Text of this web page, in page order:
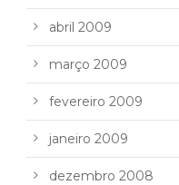
abril 2009
março 2009
fevereiro 2009
janeiro 2009
dezembro 2008